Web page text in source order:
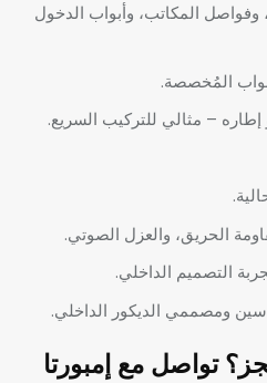
المكاتب، وأبواب الدخول
المُخصصة.
– مثالي للتركيب السريع.
الحريق، والعزل الصوتي.
التصميم الداخلي.
ومصممي الديكور الداخلي.
تواصل مع إمبورتا